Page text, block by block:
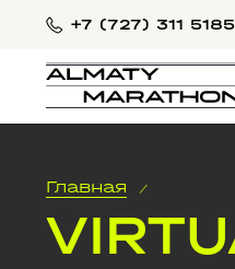
+7 (727) 311 5185
Главная /